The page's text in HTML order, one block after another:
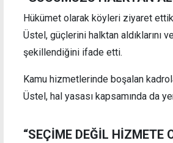
Hükümet olarak köyleri ziyaret
Üstel, güçlerini halktan aldıklarını
şekillendiğini ifade etti.
Kamu hizmetlerinde boşalan
Üstel, hal yasası kapsamında da
“SEÇİME DEĞİL HİZMETE